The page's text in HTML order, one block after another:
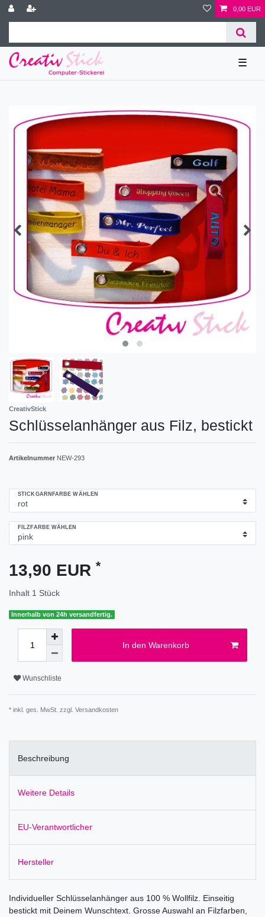
0,00 EUR
☰
CreativStick
Schlüsselanhänger aus Filz, bestickt
Artikelnummer NEW-293
STICKGARNFARBE WÄHLEN
FILZFARBE WÄHLEN
13,90 EUR *
Inhalt 1 Stück
Innerhalb von 24h versandfertig.
In den Warenkorb
Wunschliste
* inkl. ges. MwSt. zzgl. Versandkosten
Beschreibung
Weitere Details
EU-Verantwortlicher
Hersteller
Individueller Schlüsselanhänger aus 100 % Wollfilz. Einseitig
bestickt mit Deinem Wunschtext. Grosse Auswahl an Filzfarben,